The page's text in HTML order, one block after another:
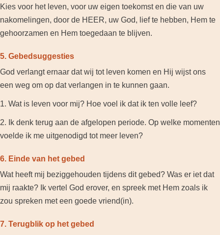
Kies voor het leven, voor uw eigen toekomst en die van uw
nakomelingen, door de HEER, uw God, lief te hebben, Hem te
gehoorzamen en Hem toegedaan te blijven.
5. Gebedsuggesties
God verlangt ernaar dat wij tot leven komen en Hij wijst ons
een weg om op dat verlangen in te kunnen gaan.
1. Wat is leven voor mij? Hoe voel ik dat ik ten volle leef?
2. Ik denk terug aan de afgelopen periode. Op welke momenten
voelde ik me uitgenodigd tot meer leven?
6. Einde van het gebed
Wat heeft mij beziggehouden tijdens dit gebed? Was er iet dat
mij raakte? Ik vertel God erover, en spreek met Hem zoals ik
zou spreken met een goede vriend(in).
7. Terugblik op het gebed